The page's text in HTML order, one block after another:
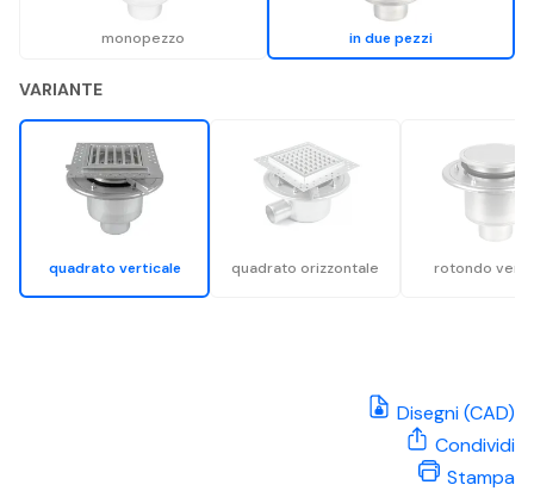
monopezzo in due pezzi
VARIANTE
quadrato verticale quadrato orizzontale rotondo
Disegni (CAD)
Condividi
Stampa